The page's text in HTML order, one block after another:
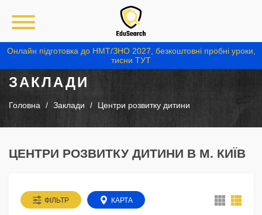
Онлайн підготовка до НМТ/ЗНО 2027, безкоштовні пробні уроки,
тисни ТУТ
ЗАКЛАДИ
Головна Заклади Центри розвитку дитини
ЦЕНТРИ РОЗВИТКУ ДИТИНИ В М. КИЇВ
ФІЛЬТР КАРТА